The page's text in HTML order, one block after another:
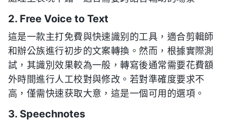
2. Free Voice to Text
這是一款主打免費與快速識别的工具，適合剪輯師
和辦公族進行初步的文案轉換。然而，根據實際測
試，其識別效果較為一般，轉寫後通常需要花費額
外時間進行人工校對與修改。若對準確度要求不
高，僅需快速获取大意，這是一個可用的選項。
3. Speechnotes